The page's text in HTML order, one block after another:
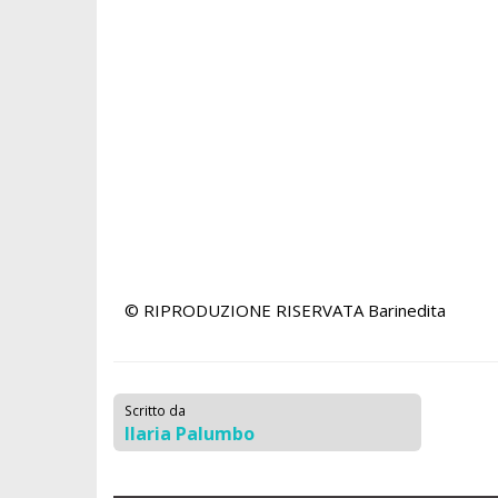
© RIPRODUZIONE RISERVATA Barinedita
Scritto da
Ilaria Palumbo